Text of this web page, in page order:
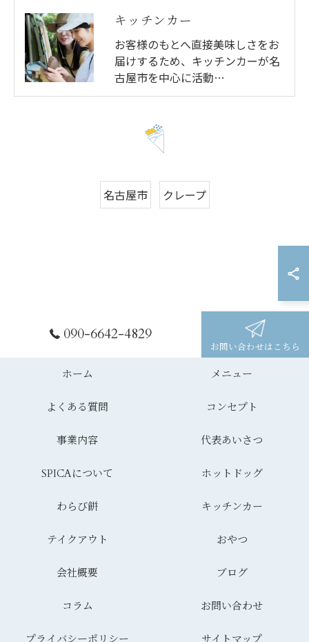
キッチンカー
お客様のもとへ直接美味しさをお
届けするため、キッチンカーが名
古屋市を中心に活動…
名古屋市 クレープ
090-6642-4829
お問い合わせはこちら
ホーム メニュー
よくある質問 コンセプト
事業内容 代表あいさつ
SPICAについて ホットドッグ
わらび餅 キッチンカー
テイクアウト おやつ
会社概要 ブログ
コラム お問い合わせ
プライバシーポリシー サイトマップ